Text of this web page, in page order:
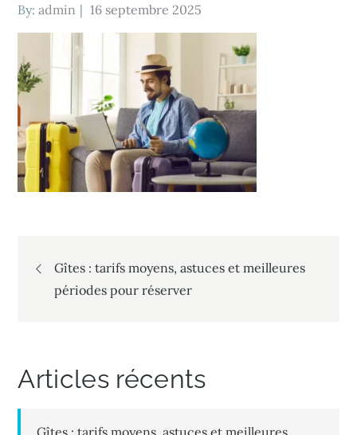
By:admin
Posted
16 septembre 2025
Navigation
de
Gîtes : tarifs moyens, astuces et meilleures
périodes pour réserver
Articles récents
Gîtes : tarifs moyens, astuces et meilleures